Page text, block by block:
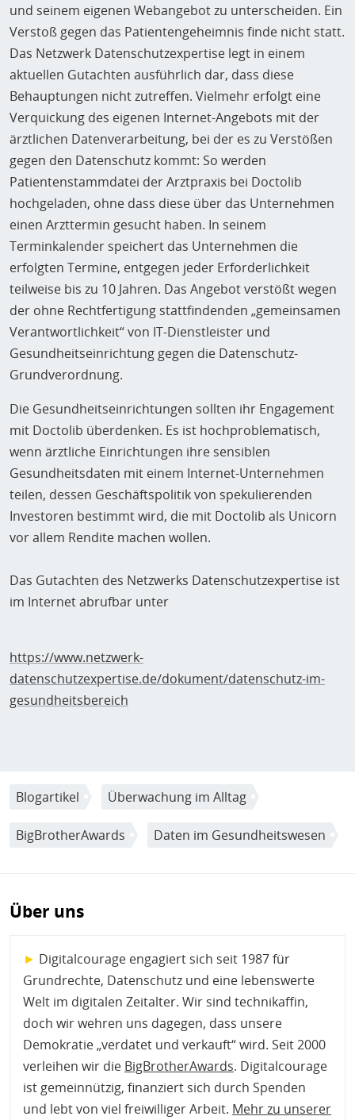
und seinem eigenen Webangebot zu unterscheiden. Ein
Verstoß gegen das Patientengeheimnis finde nicht statt.
Das Netzwerk Datenschutzexpertise legt in einem
aktuellen Gutachten ausführlich dar, dass diese
Behauptungen nicht zutreffen. Vielmehr erfolgt eine
Verquickung des eigenen Internet-Angebots mit der
ärztlichen Datenverarbeitung, bei der es zu Verstößen
gegen den Datenschutz kommt: So werden
Patientenstammdatei der Arztpraxis bei Doctolib
hochgeladen, ohne dass diese über das Unternehmen
einen Arzttermin gesucht haben. In seinem
Terminkalender speichert das Unternehmen die
erfolgten Termine, entgegen jeder Erforderlichkeit
teilweise bis zu 10 Jahren. Das Angebot verstößt wegen
der ohne Rechtfertigung stattfindenden „gemeinsamen
Verantwortlichkeit“ von IT-Dienstleister und
Gesundheitseinrichtung gegen die Datenschutz-
Grundverordnung.
Die Gesundheitseinrichtungen sollten ihr Engagement
mit Doctolib überdenken. Es ist hochproblematisch,
wenn ärztliche Einrichtungen ihre sensiblen
Gesundheitsdaten mit einem Internet-Unternehmen
teilen, dessen Geschäftspolitik von spekulierenden
Investoren bestimmt wird, die mit Doctolib als Unicorn
vor allem Rendite machen wollen.
Das Gutachten des Netzwerks Datenschutzexpertise ist
im Internet abrufbar unter
https://www.netzwerk-
datenschutzexpertise.de/dokument/datenschutz-im-
gesundheitsbereich
Blogartikel Überwachung im Alltag
BigBrotherAwards Daten im Gesundheitswesen
Über uns
► Digitalcourage engagiert sich seit 1987 für
Grundrechte, Datenschutz und eine lebenswerte
Welt im digitalen Zeitalter. Wir sind technikaffin,
doch wir wehren uns dagegen, dass unsere
Demokratie „verdatet und verkauft“ wird. Seit 2000
verleihen wir die BigBrotherAwards. Digitalcourage
ist gemeinnützig, finanziert sich durch Spenden
und lebt von viel freiwilliger Arbeit. Mehr zu unserer